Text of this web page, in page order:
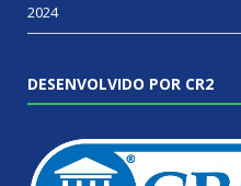
2024
DESENVOLVIDO POR CR2